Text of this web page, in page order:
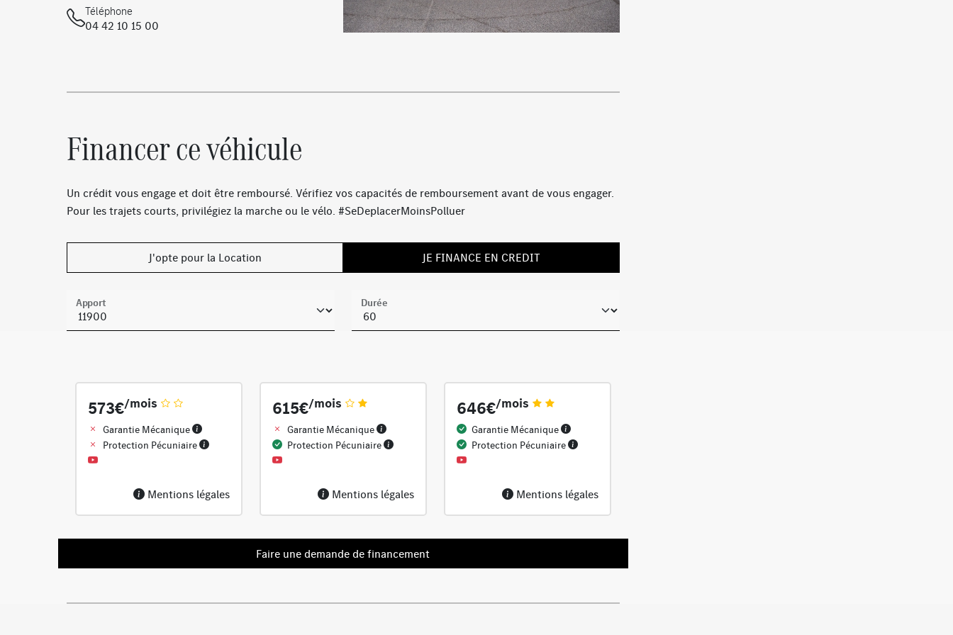
TIREFIT
Avertisseur sonore pour les piétons
DYNAMIC SELECT
Inserts décoratifs en aluminium clair à stries
Pack Sport Black
Navigation MBUX Premium
combiné d’instruments
Réalité augmentée pour le système multimédia MBUX
Soutien lombaire à 4 réglages
Tapis de sol AMG
Système de freinage sport
Capot moteur actif
Téléphone
04 42 10 15 00
Financer ce véhicule
Un crédit vous engage et doit être remboursé. Vérifiez vos capacités de remboursement avant de vous engager.
Pour les trajets courts, privilégiez la marche ou le vélo. #SeDeplacerMoinsPolluer
J'opte pour la Location JE FINANCE EN CREDIT
Apport Durée
573€/mois
Garantie Mécanique
Protection Pécuniaire
Mentions légales
615€/mois
Garantie Mécanique
Protection Pécuniaire
Mentions légales
646€/mois
Garantie Mécanique
Protection Pécuniaire
Mentions légales
Faire une demande de financement